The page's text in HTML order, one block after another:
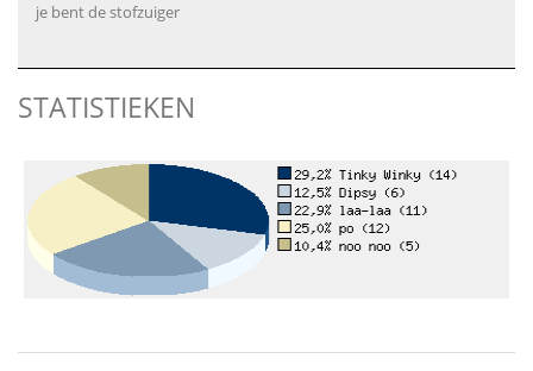
je bent de stofzuiger
STATISTIEKEN